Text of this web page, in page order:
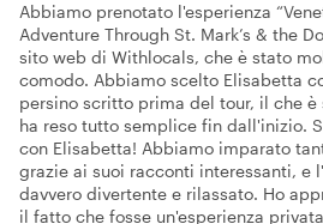
Abbiamo prenotato l'esperienza
Adventure Through St. Mark’s & the
sito web di Withlocals, che è stato
comodo. Abbiamo scelto Elisabetta
persino scritto prima del tour, il che
ha reso tutto semplice fin dall'inizio.
con Elisabetta! Abbiamo imparato
grazie ai suoi racconti interessanti, e
davvero divertente e rilassato. Ho
il fatto che fosse un'esperienza